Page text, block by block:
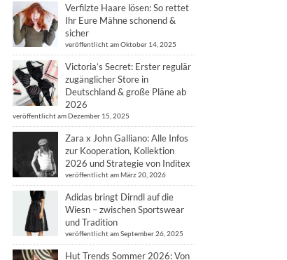
Verfilzte Haare lösen: So rettet
Ihr Eure Mähne schonend &
sicher
veröffentlicht am Oktober 14, 2025
Victoria’s Secret: Erster regulär
zugänglicher Store in
Deutschland & große Pläne ab
2026
veröffentlicht am Dezember 15, 2025
Zara x John Galliano: Alle Infos
zur Kooperation, Kollektion
2026 und Strategie von Inditex
veröffentlicht am März 20, 2026
Adidas bringt Dirndl auf die
Wiesn – zwischen Sportswear
und Tradition
veröffentlicht am September 26, 2025
Hut Trends Sommer 2026: Von